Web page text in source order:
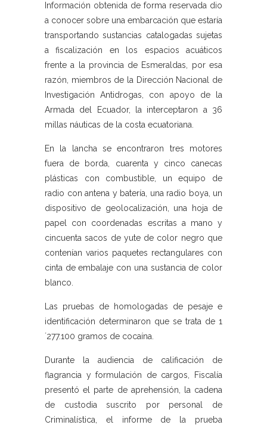
Información obtenida de forma reservada dio
a conocer sobre una embarcación que estaría
transportando sustancias catalogadas sujetas
a fiscalización en los espacios acuáticos
frente a la provincia de Esmeraldas, por esa
razón, miembros de la Dirección Nacional de
Investigación Antidrogas, con apoyo de la
Armada del Ecuador, la interceptaron a 36
millas náuticas de la costa ecuatoriana.
En la lancha se encontraron tres motores
fuera de borda, cuarenta y cinco canecas
plásticas con combustible, un equipo de
radio con antena y batería, una radio boya, un
dispositivo de geolocalización, una hoja de
papel con coordenadas escritas a mano y
cincuenta sacos de yute de color negro que
contenían varios paquetes rectangulares con
cinta de embalaje con una sustancia de color
blanco.
Las pruebas de homologadas de pesaje e
identificación determinaron que se trata de 1
´277.100 gramos de cocaína.
Durante la audiencia de calificación de
flagrancia y formulación de cargos, Fiscalía
presentó el parte de aprehensión, la cadena
de custodia suscrito por personal de
Criminalística, el informe de la prueba